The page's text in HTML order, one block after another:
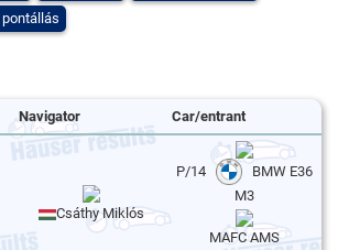
Navigator Car/entrant
Csáthy Miklós
P/14
BMW E36
M3
MAFC AMS